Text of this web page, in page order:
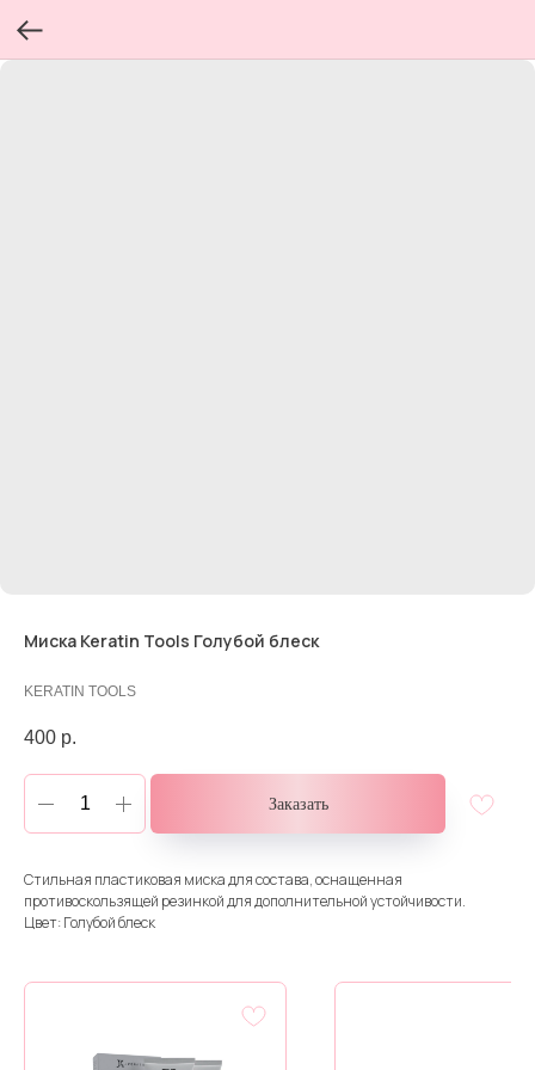
Миска Keratin Tools Голубой блеск
KERATIN TOOLS
400 р.
Заказать
Стильная пластиковая миска для состава, оснащенная
противоскользящей резинкой для дополнительной устойчивости.
Цвет: Голубой блеск